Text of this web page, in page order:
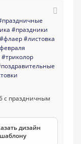
#праздники
#флаер#листовка
#триколор
дизайн